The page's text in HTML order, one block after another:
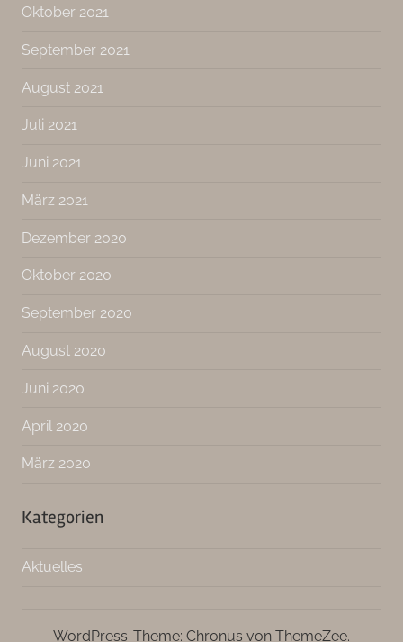
Oktober 2021
September 2021
August 2021
Juli 2021
Juni 2021
März 2021
Dezember 2020
Oktober 2020
September 2020
August 2020
Juni 2020
April 2020
März 2020
Kategorien
Aktuelles
WordPress-Theme: Chronus von ThemeZee.